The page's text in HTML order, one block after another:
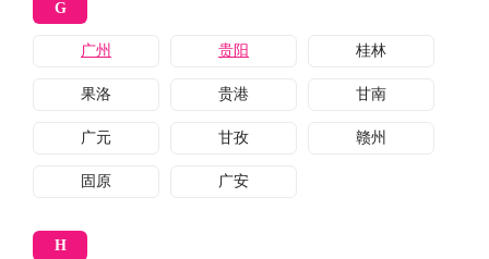
G
广州 贵阳 桂林
果洛 贵港 甘南
广元 甘孜 赣州
固原 广安
H